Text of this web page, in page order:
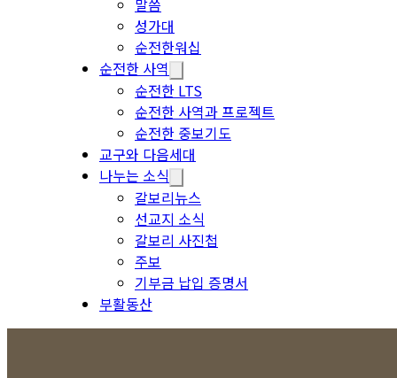
말씀
성가대
순전한워십
순전한 사역
순전한 LTS
순전한 사역과 프로젝트
순전한 중보기도
교구와 다음세대
나누는 소식
갈보리뉴스
선교지 소식
갈보리 사진첩
주보
기부금 납입 증명서
부활동산